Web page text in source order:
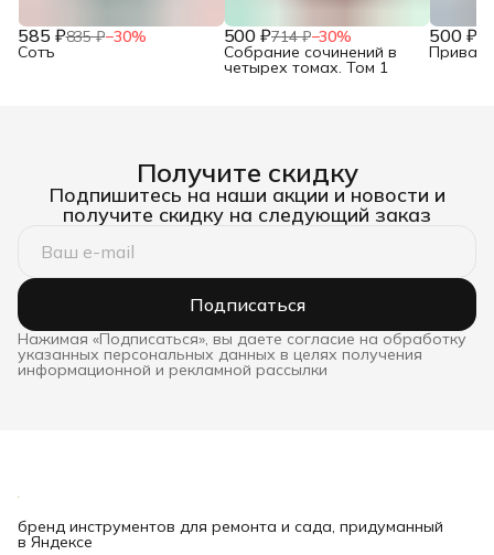
585 ₽835 ₽−30%
Сотъ
500 ₽714 ₽−30%
Собрание сочинений в
четырех томах. Том 1
500 ₽
Получите скидку
Подпишитесь на наши акции и новости и
получите скидку на следующий заказ
Подписаться
Нажимая «Подписаться», вы даете согласие на обработку
указанных персональных данных в целях получения
информационной и рекламной рассылки
бренд инструментов для ремонта и сада, придуманный
в Яндексе